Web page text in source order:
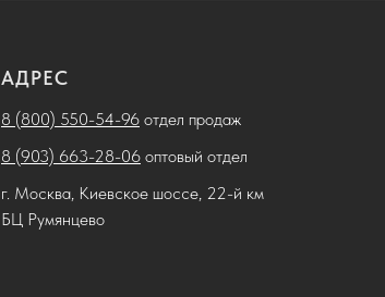
АДРЕС
8 (800) 550-54-96 отдел продаж
8 (903) 663-28-06 оптовый отдел
г. Москва, Киевское шоссе, 22-й км
БЦ Румянцево